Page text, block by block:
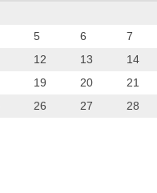
5 6 7
12 13 14
19 20 21
26 27 28